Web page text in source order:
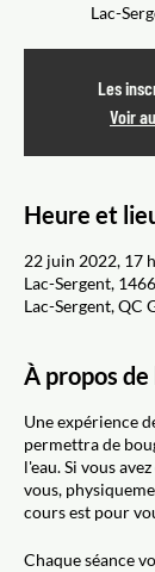
Lac-
Les
Voir
Heure et
22 juin 2022, 17
Lac-Sergent,
Lac-Sergent, QC
À propos
Une expérience
permettra de
l'eau. Si vous
vous,
cours est pour
Chaque séance